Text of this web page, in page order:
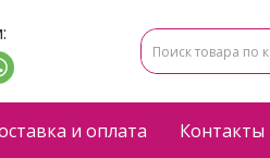
и оплата Контакты